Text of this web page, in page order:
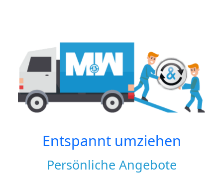
Entspannt umziehen
Persönliche Angebote